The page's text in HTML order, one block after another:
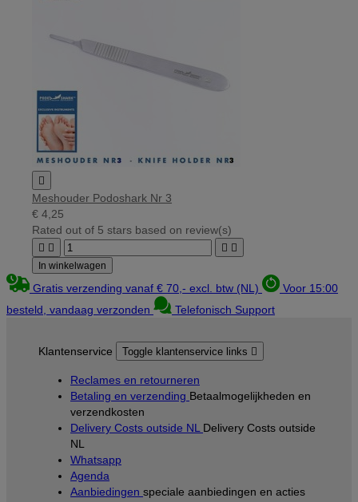

Meshouder Podoshark Nr 3
€ 4,25
Rated out of 5 stars based on review(s)
   
In winkelwagen
Gratis verzending vanaf € 70,- excl. btw (NL)
Voor 15:00
besteld, vandaag verzonden
Telefonisch Support
Klantenservice Toggle klantenservice links 
Reclames en retourneren
Betaling en verzending Betaalmogelijkheden en
verzendkosten
Delivery Costs outside NL Delivery Costs outside
NL
Whatsapp
Agenda
Aanbiedingen speciale aanbiedingen en acties